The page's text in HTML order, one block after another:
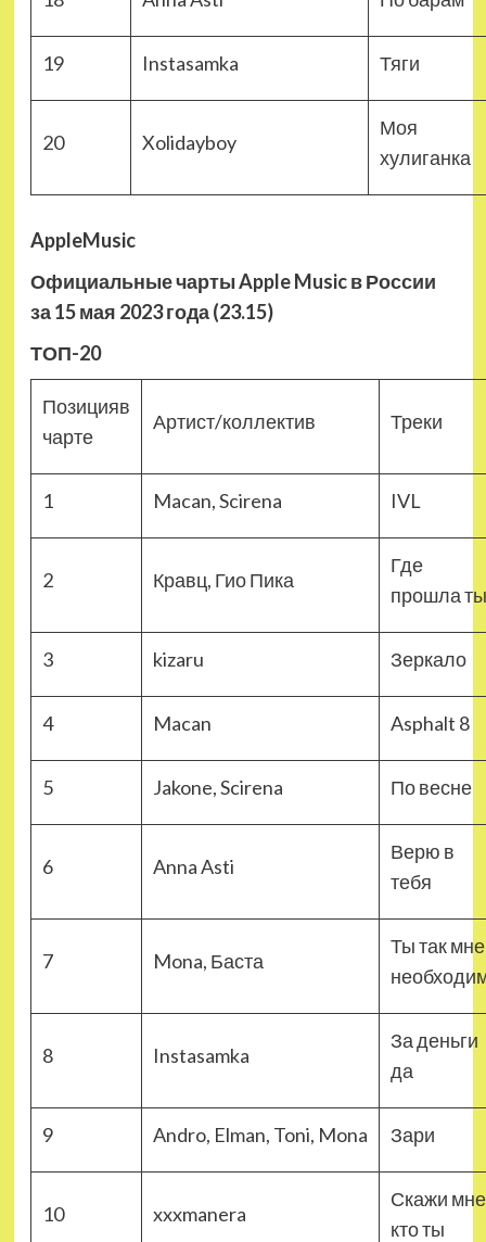
19 Instasamka Тяги
20 Xolidayboy
Моя
хулиганка
AppleMusic
Официальные чарты Apple Music в России
за 15 мая 2023 года (23.15)
ТОП-20
Позицияв
чарте
Артист/коллектив Треки
1 Macan, Scirena IVL
2 Кравц, Гио Пика
Где
прошла ты
3 kizaru Зеркало
4 Macan Asphalt 8
5 Jakone, Scirena По весне
6 Anna Asti
Верю в
тебя
7 Mona, Баста
Ты так мне
8 Instasamka
За деньги
да
9 Andro, Elman, Toni, Mona Зари
10 xxxmanera
Скажи мне
кто ты